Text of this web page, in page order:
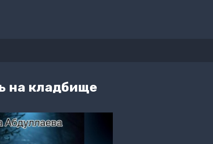
на кладбище